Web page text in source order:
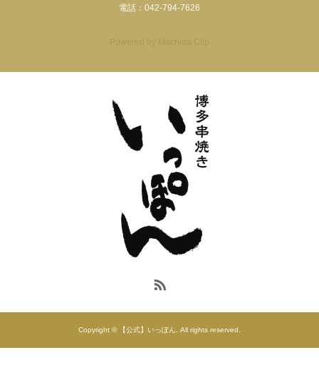
電話：042-794-7626
Powered by Machida Clip
Copyright © 【公式】いっぽん. All rights reserved.